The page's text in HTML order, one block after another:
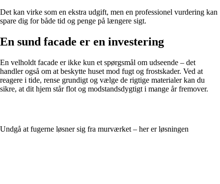
Det kan virke som en ekstra udgift, men en professionel vurdering kan
spare dig for både tid og penge på længere sigt.
En sund facade er en investering
En velholdt facade er ikke kun et spørgsmål om udseende – det
handler også om at beskytte huset mod fugt og frostskader. Ved at
reagere i tide, rense grundigt og vælge de rigtige materialer kan du
sikre, at dit hjem står flot og modstandsdygtigt i mange år fremover.
Undgå at fugerne løsner sig fra murværket – her er løsningen